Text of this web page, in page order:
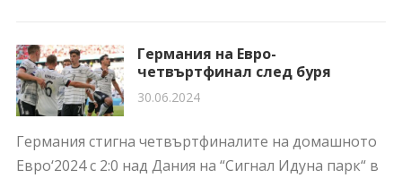
Германия на Евро-
четвъртфинал след буря
30.06.2024
Германия стигна четвъртфиналите на домашното
Евро‘2024 с 2:0 над Дания на “Сигнал Идуна парк“ в